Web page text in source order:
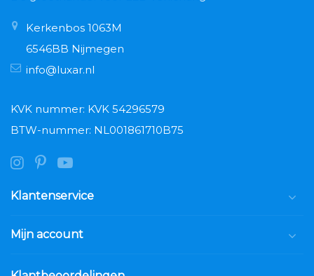
Kerkenbos 1063M
6546BB Nijmegen
info@luxar.nl
KVK nummer: KVK 54296579
BTW-nummer: NL001861710B75
Klantenservice
Mijn account